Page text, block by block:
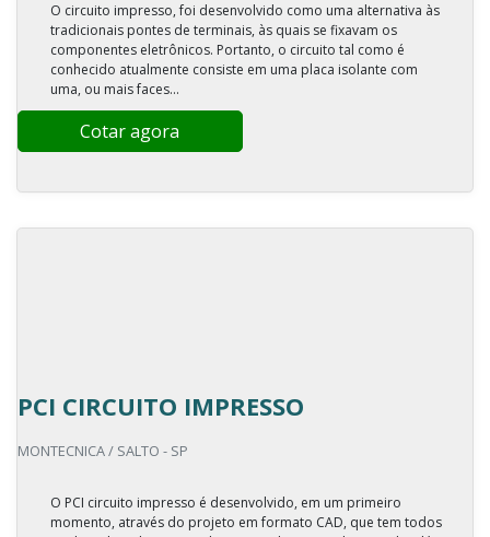
O circuito impresso, foi desenvolvido como uma alternativa às
tradicionais pontes de terminais, às quais se fixavam os
componentes eletrônicos. Portanto, o circuito tal como é
conhecido atualmente consiste em uma placa isolante com
uma, ou mais faces...
Cotar agora
PCI CIRCUITO IMPRESSO
MONTECNICA / SALTO - SP
O PCI circuito impresso é desenvolvido, em um primeiro
momento, através do projeto em formato CAD, que tem todos